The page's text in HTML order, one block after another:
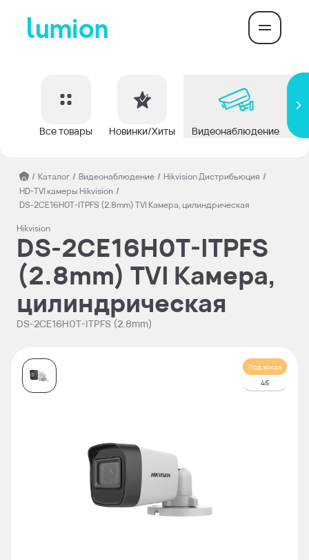
Все товары Новинки/Хиты Видеонаблюдение
/ Каталог / Видеонаблюдение / Hikvision Дистрибьюция /
HD-TVI камеры Hikvision /
DS-2CE16H0T-ITPFS (2.8mm) TVI Камера, цилиндрическая
Hikvision
DS-2CE16H0T-ITPFS
(2.8mm) TVI Камера,
цилиндрическая
DS-2CE16H0T-ITPFS (2.8mm)
Под заказ
45